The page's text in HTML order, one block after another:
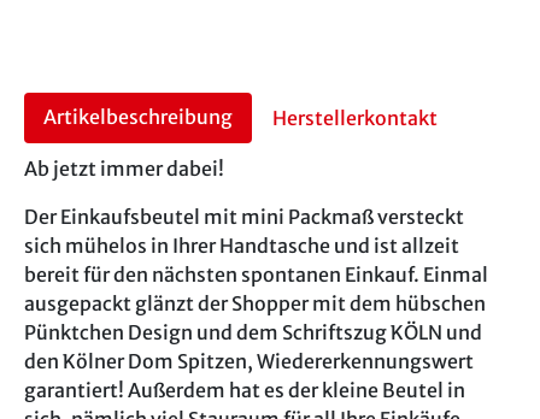
Artikelbeschreibung Herstellerkontakt
Ab jetzt immer dabei!
Der Einkaufsbeutel mit mini Packmaß versteckt
sich mühelos in Ihrer Handtasche und ist allzeit
bereit für den nächsten spontanen Einkauf. Einmal
ausgepackt glänzt der Shopper mit dem hübschen
Pünktchen Design und dem Schriftszug KÖLN und
den Kölner Dom Spitzen, Wiedererkennungswert
garantiert! Außerdem hat es der kleine Beutel in